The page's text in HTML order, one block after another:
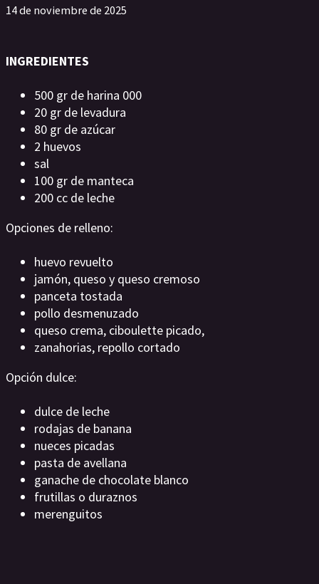
14 de noviembre de 2025
INGREDIENTES
500 gr de harina 000
20 gr de levadura
80 gr de azúcar
2 huevos
sal
100 gr de manteca
200 cc de leche
Opciones de relleno:
huevo revuelto
jamón, queso y queso cremoso
panceta tostada
pollo desmenuzado
queso crema, ciboulette picado,
zanahorias, repollo cortado
Opción dulce:
dulce de leche
rodajas de banana
nueces picadas
pasta de avellana
ganache de chocolate blanco
frutillas o duraznos
merenguitos